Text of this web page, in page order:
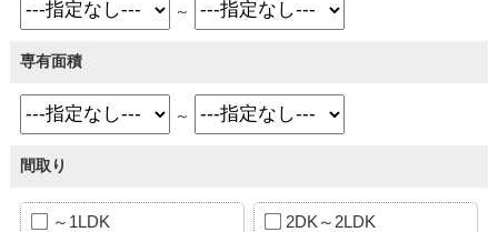
～
専有面積
～
間取り
～1LDK 2DK～2LDK